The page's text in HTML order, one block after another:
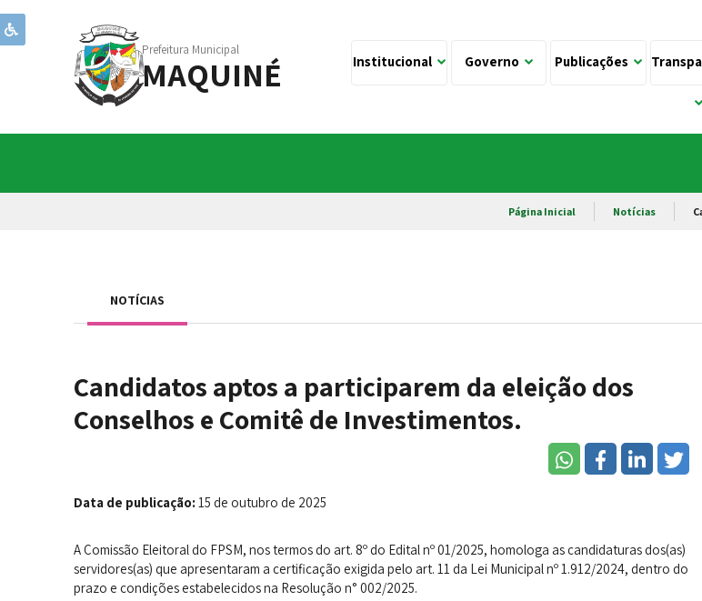
Prefeitura Municipal
MAQUINÉ Institucional Governo Publicações
Página Inicial Notícias
NOTÍCIAS
Candidatos aptos a participarem da eleição dos
Conselhos e Comitê de Investimentos.
Data de publicação: 15 de outubro de 2025
A Comissão Eleitoral do FPSM, nos termos do art. 8º do Edital nº 01/2025, homologa as candidaturas dos(as)
servidores(as) que apresentaram a certificação exigida pelo art. 11 da Lei Municipal nº 1.912/2024, dentro do
prazo e condições estabelecidos na Resolução n° 002/2025.